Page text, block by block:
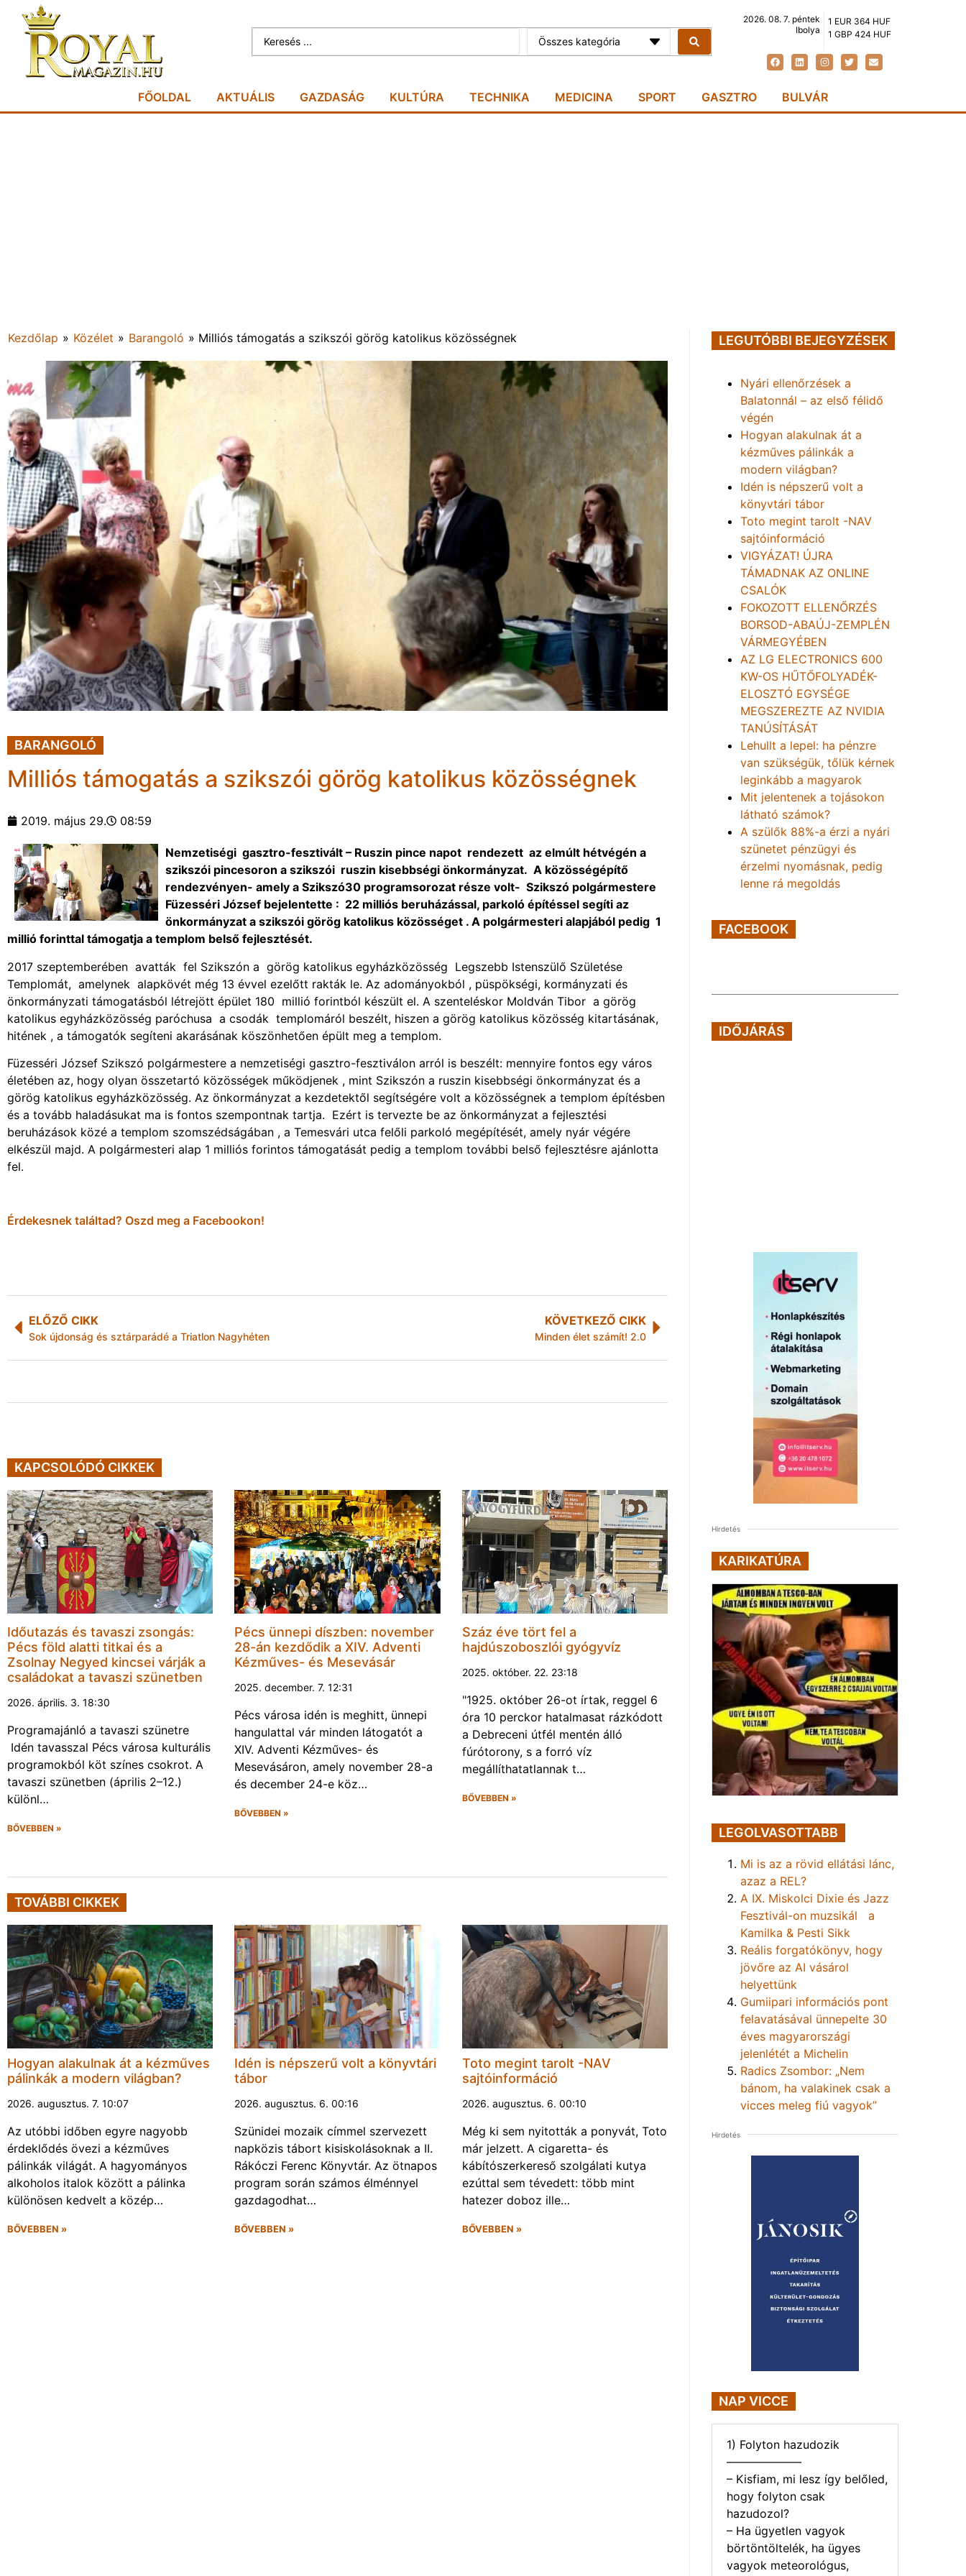
Összes kategória
2026. 08. 7. péntek
Ibolya
1 EUR 364 HUF
1 GBP 424 HUF
FŐOLDAL AKTUÁLIS GAZDASÁG KULTÚRA TECHNIKA MEDICINA SPORT GASZTRO BULVÁR
Kezdőlap » Közélet » Barangoló » Milliós támogatás a szikszói görög katolikus közösségnek
BARANGOLÓ
Milliós támogatás a szikszói görög katolikus közösségnek
2019. május 29. 08:59
Nemzetiségi gasztro-fesztivált – Ruszin pince napot rendezett az elmúlt hétvégén a
szikszói pincesoron a szikszói ruszin kisebbségi önkormányzat. A közösségépítő
rendezvényen- amely a Szikszó30 programsorozat része volt- Szikszó polgármestere
Füzesséri József bejelentette : 22 milliós beruházással, parkoló építéssel segíti az
önkormányzat a szikszói görög katolikus közösséget . A polgármesteri alapjából pedig 1
millió forinttal támogatja a templom belső fejlesztését.
2017 szeptemberében avatták fel Szikszón a görög katolikus egyházközösség Legszebb Istenszülő Születése
Templomát, amelynek alapkövét még 13 évvel ezelőtt rakták le. Az adományokból , püspökségi, kormányzati és
önkormányzati támogatásból létrejött épület 180 millió forintból készült el. A szenteléskor Moldván Tibor a görög
katolikus egyházközösség paróchusa a csodák templomáról beszélt, hiszen a görög katolikus közösség kitartásának,
hitének , a támogatók segíteni akarásának köszönhetően épült meg a templom.
Füzesséri József Szikszó polgármestere a nemzetiségi gasztro-fesztiválon arról is beszélt: mennyire fontos egy város
életében az, hogy olyan összetartó közösségek működjenek , mint Szikszón a ruszin kisebbségi önkormányzat és a
görög katolikus egyházközösség. Az önkormányzat a kezdetektől segítségére volt a közösségnek a templom építésben
és a tovább haladásukat ma is fontos szempontnak tartja. Ezért is tervezte be az önkormányzat a fejlesztési
beruházások közé a templom szomszédságában , a Temesvári utca felőli parkoló megépítését, amely nyár végére
elkészül majd. A polgármesteri alap 1 milliós forintos támogatását pedig a templom további belső fejlesztésre ajánlotta
fel.
Érdekesnek találtad? Oszd meg a Facebookon!
ELŐZŐ CIKK
Sok újdonság és sztárparádé a Triatlon Nagyhéten
KÖVETKEZŐ CIKK
Minden élet számít! 2.0
KAPCSOLÓDÓ CIKKEK
Időutazás és tavaszi zsongás:
Pécs föld alatti titkai és a
Zsolnay Negyed kincsei várják a
családokat a tavaszi szünetben
2026. április. 3. 18:30
Programajánló a tavaszi szünetre
Idén tavasszal Pécs városa kulturális
programokból köt színes csokrot. A
tavaszi szünetben (április 2–12.)
különl…
BŐVEBBEN »
Pécs ünnepi díszben: november
28-án kezdődik a XIV. Adventi
Kézműves- és Mesevásár
2025. december. 7. 12:31
Pécs városa idén is meghitt, ünnepi
hangulattal vár minden látogatót a
XIV. Adventi Kézműves- és
Mesevásáron, amely november 28-a
és december 24-e köz…
BŐVEBBEN »
Száz éve tört fel a
hajdúszoboszlói gyógyvíz
2025. október. 22. 23:18
"1925. október 26-ot írtak, reggel 6
óra 10 perckor hatalmasat rázkódott
a Debreceni útfél mentén álló
fúrótorony, s a forró víz
megállíthatatlannak t…
BŐVEBBEN »
TOVÁBBI CIKKEK
Hogyan alakulnak át a kézműves
pálinkák a modern világban?
2026. augusztus. 7. 10:07
Az utóbbi időben egyre nagyobb
érdeklődés övezi a kézműves
pálinkák világát. A hagyományos
alkoholos italok között a pálinka
különösen kedvelt a közép…
BŐVEBBEN »
Idén is népszerű volt a könyvtári
tábor
2026. augusztus. 6. 00:16
Szünidei mozaik címmel szervezett
napközis tábort kisiskolásoknak a II.
Rákóczi Ferenc Könyvtár. Az ötnapos
program során számos élménnyel
gazdagodhat…
BŐVEBBEN »
Toto megint tarolt -NAV
sajtóinformáció
2026. augusztus. 6. 00:10
Még ki sem nyitották a ponyvát, Toto
már jelzett. A cigaretta- és
kábítószerkereső szolgálati kutya
ezúttal sem tévedett: több mint
hatezer doboz ille…
BŐVEBBEN »
LEGUTÓBBI BEJEGYZÉSEK
Nyári ellenőrzések a
Balatonnál – az első félidő
végén
Hogyan alakulnak át a
kézműves pálinkák a
modern világban?
Idén is népszerű volt a
könyvtári tábor
Toto megint tarolt -NAV
sajtóinformáció
VIGYÁZAT! ÚJRA
TÁMADNAK AZ ONLINE
CSALÓK
FOKOZOTT ELLENŐRZÉS
BORSOD-ABAÚJ-ZEMPLÉN
VÁRMEGYÉBEN
AZ LG ELECTRONICS 600
KW-OS HŰTŐFOLYADÉK-
ELOSZTÓ EGYSÉGE
MEGSZEREZTE AZ NVIDIA
TANÚSÍTÁSÁT
Lehullt a lepel: ha pénzre
van szükségük, tőlük kérnek
leginkább a magyarok
Mit jelentenek a tojásokon
látható számok?
A szülők 88%-a érzi a nyári
szünetet pénzügyi és
érzelmi nyomásnak, pedig
lenne rá megoldás
FACEBOOK
IDŐJÁRÁS
Hirdetés
KARIKATÚRA
LEGOLVASOTTABB
Mi is az a rövid ellátási lánc,
azaz a REL?
A IX. Miskolci Dixie és Jazz
Fesztivál-on muzsikál a
Kamilka & Pesti Sikk
Reális forgatókönyv, hogy
jövőre az AI vásárol
helyettünk
Gumiipari információs pont
felavatásával ünnepelte 30
éves magyarországi
jelenlétét a Michelin
Radics Zsombor: „Nem
bánom, ha valakinek csak a
vicces meleg fiú vagyok”
Hirdetés
NAP VICCE
1) Folyton hazudozik
——————–
– Kisfiam, mi lesz így belőled,
hogy folyton csak
hazudozol?
– Ha ügyetlen vagyok
börtöntöltelék, ha ügyes
vagyok meteorológus,